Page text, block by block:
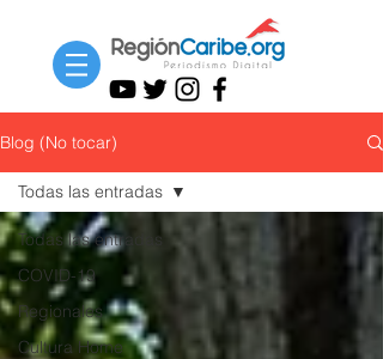
Blog (No tocar)
Todas las entradas
COVID-19
Regionales
Cultura Home
Todas las entradas